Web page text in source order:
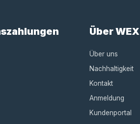
Über WEX
Über uns
Nachhaltigkeit
Kontakt
Anmeldung
Kundenportal